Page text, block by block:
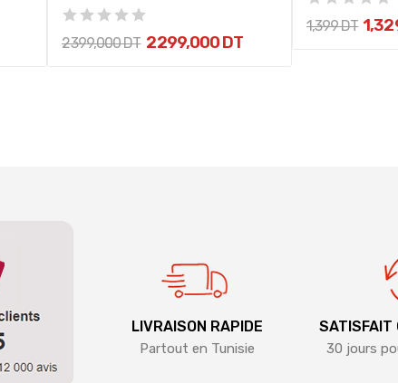
2 399,000 DT 2 299,000 DT
1,399 DT
LIVRAISON RAPIDE
Partout en Tunisie
SATISFAIT
30 jours